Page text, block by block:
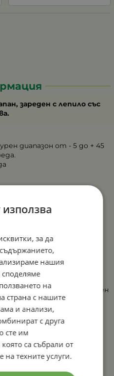
зареден с лепило със
диапазон от - 5 до + 45
и заложете в центъра
и върнете обратно
място,
за да бъде неподвижен
НА ЗМИЯТА ОТ
залепнала неподвижно
вашата територия,
ръкавици
участъци на змията
използва
за да
нашия
на
страна с нашите
и анализи,
с друга
сте им
са събрали от
на техните услуги.